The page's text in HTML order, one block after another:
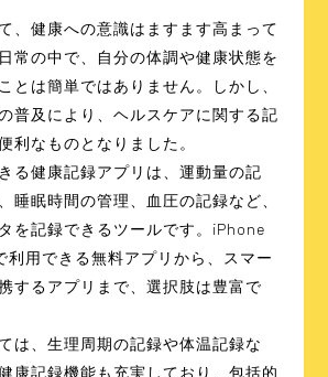
、健康への意識はますます高まって
常の中で、自分の体調や健康状態を
とは簡単ではありません。しかし、
普及により、ヘルスケアに関する記
利なものとなりました。
る健康記録アプリは、運動量の記
睡眠時間の管理、血圧の記録など、
を記録できるツールです。iPhone
用できる無料アプリから、スマー
するアプリまで、選択肢は豊富で
は、生理周期の記録や体温記録な
康記録機能も充実しており、包括的